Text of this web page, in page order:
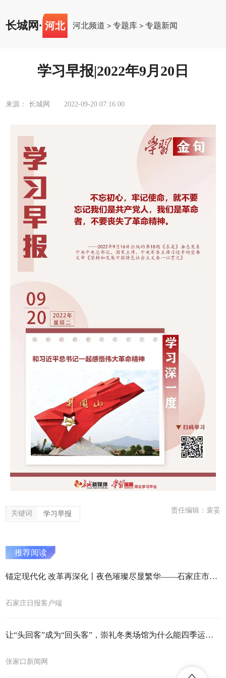
长城网 · 河北 河北频道 >专题库 >专题新闻
学习早报|2022年9月20日
来源： 长城网 2022-09-20 07:16:00
关键词 学习早报 责任编辑：裴妥
推荐阅读
锚定现代化 改革再深化丨夜色璀璨尽显繁华——石家庄市夜经济积极打造消费新引擎
石家庄日报客户端
让“头回客”成为“回头客”，崇礼冬奥场馆为什么能四季运营？
张家口新闻网